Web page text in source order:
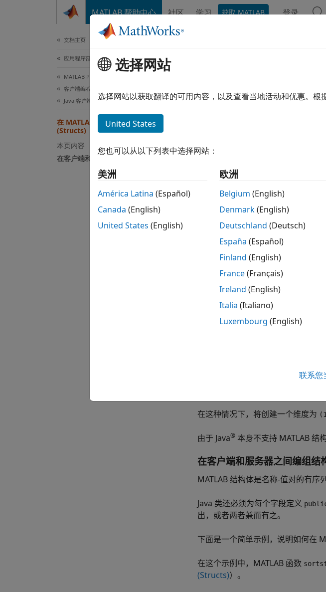
MATLAB 帮助中心 社区 学习 获取 MATLAB 登录
文档主页
应用程序部署
MATLAB Production Server
客户端编程
Java 客户端编程
在 MATLAB 中编组 Java 结构
(Structs)
本页内容
在客户端和服务器之间编组结构
在 MATLAB中编组
的数据容器组成。
结构体中的字段可以具有与任何
在 MATLAB 中，创建一个结构体如下
S.name = 'Ed Plum';
S.score = 83;
S.grade = 'B+'
此代码创建一个具有三个字段的标
S =
    score: 83
    grade: 'B+'
在这种情况下，将创建一个维度为
由于 Java® 本身不支持 MATLAB 结
在客户端和服务器之间编组结
MATLAB 结构体是名称-值对的有序
Java 类还必须为每个字段定义
出，或者两者兼而有之。
下面是一个简单示例，说明如何在
在这个示例中，MATLAB 函数
(Structs)）。
选择网站
选择网站以获取翻译的可用内容，以及查看当地活动和优惠。根
United States
您也可以从以下列表中选择网站：
美洲
América Latina (Español)
Canada (English)
United States (English)
欧洲
Belgium (English)
Denmark(English)
Deutschland (Deutsch)
España (Español)
Finland (English)
France(Français)
Ireland (English)
Italia (Italiano)
Luxembourg (English)
联系您